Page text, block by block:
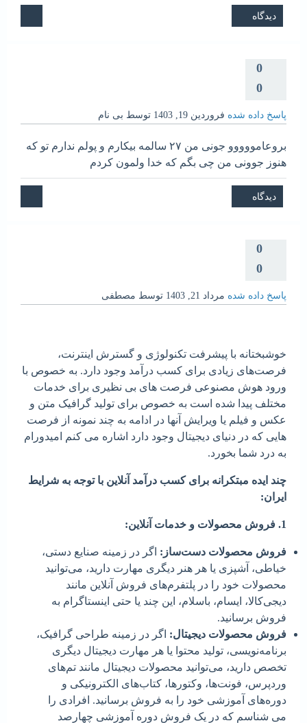
0
0
پاسخ داده شده فروردین 19, 1403 توسط بی نام
بروعامووووو جونی من ۲۷ سالمه بیکارم و پولم ندارم تو که
هنوز جوونی من چی بگم که خدا ولمون کردم
0
0
پاسخ داده شده مرداد 21, 1403 توسط مصطفی
خوشبختانه با پیشرفت تکنولوژی و گسترش اینترنت،
فرصت‌های زیادی برای کسب درآمد وجود دارد. به خصوص با
ورود هوش مصنوعی فرصت های بی نظیری برای خدمات
مختلف پیدا شده است به خصوص برای تولید گرافیک متن و
عکس و فیلم یا ویرایش آنها در ادامه به چند نمونه از فرصت
هایی که در دنیای دیجیتال وجود دارد اشاره می کنم امیدورام
به درد شما بخورد.
چند ایده مبتکرانه برای کسب درآمد آنلاین با توجه به شرایط
ایران:
1. فروش محصولات و خدمات آنلاین:
فروش محصولات دست‌ساز: اگر در زمینه صنایع دستی،
خیاطی، آشپزی یا هر هنر دیگری مهارت دارید، می‌توانید
محصولات خود را در پلتفرم‌های فروش آنلاین مانند
دیجی‌کالا، ایسام، باسلام، این چند یا حتی اینستاگرام به
فروش برسانید.
فروش محصولات دیجیتال: اگر در زمینه طراحی گرافیک،
برنامه‌نویسی، تولید محتوا یا هر مهارت دیجیتال دیگری
تخصص دارید، می‌توانید محصولات دیجیتال مانند تم‌های
وردپرس، فونت‌ها، وکتورها، کتاب‌های الکترونیکی و
دوره‌های آموزشی خود را به فروش برسانید. افرادی را
می شناسم که در یک فروش دوره آموزشی چهارصد